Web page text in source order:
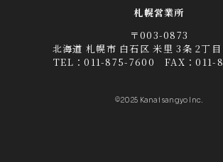
札幌営業所
〒003-0873
北海道 札幌市 白石区 米里 3条 2丁
TEL：011-875-7600 FAX：011-
©2025 Kanai sangyo Inc.